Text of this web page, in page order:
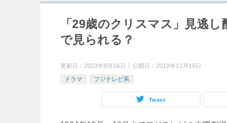
「29歳のクリスマス」見逃
で見られる？
更新日： 2023年8月16日 公開日： 2019年12月19日
ドラマ
フジテレビ系
Tweet